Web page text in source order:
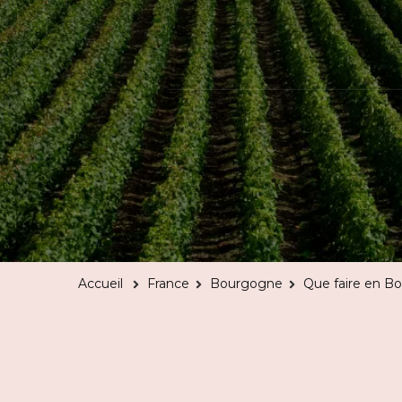
Accueil France Bourgogne Que faire en